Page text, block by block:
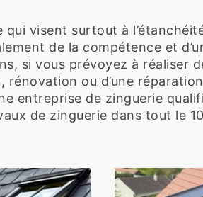
visent surtout à
de la compétence et
si vous prévoyez à réaliser
ou d’une
entreprise de zinguerie
de zinguerie dans tout le